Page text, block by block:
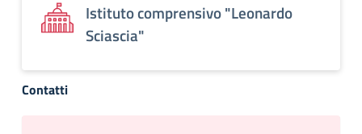
Istituto comprensivo "Leonardo
Sciascia"
Contatti